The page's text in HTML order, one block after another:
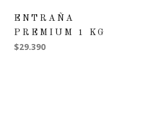
ENTRAÑA
PREMIUM 1 KG
$29.390